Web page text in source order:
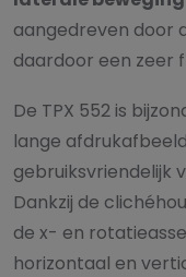
aangedreven door
daardoor een zeer
De TPX 552 is
lange
gebruiksvriendelijk
Dankzij de
de x- en
horizontaal en